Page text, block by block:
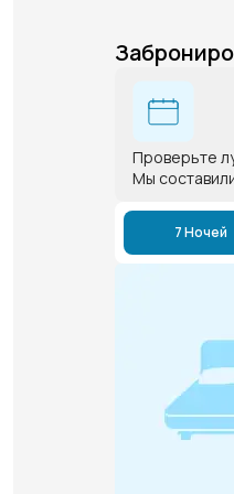
Проверьте
Мы
7 Ночей